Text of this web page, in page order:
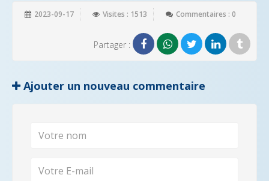
2023-09-17 Visites : 1513 Commentaires : 0
Partager :
Ajouter un nouveau commentaire